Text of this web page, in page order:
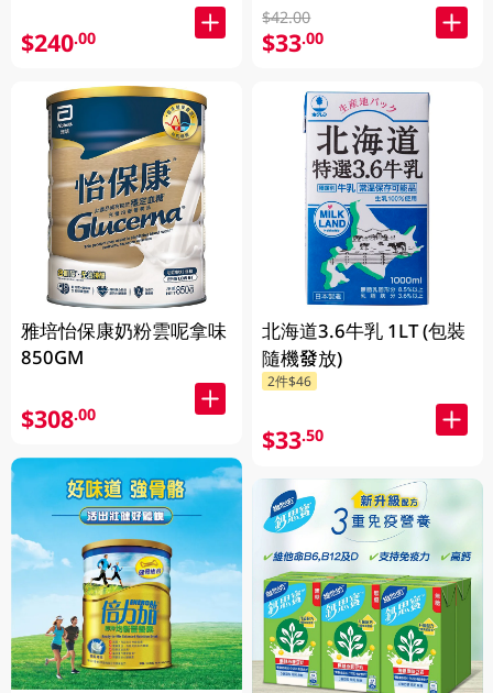
$240.00
雅培怡保康奶粉雲呢拿味
850GM
$308.00
$42.00
$33.00
北海道3.6牛乳 1LT (包裝
隨機發放)
2件$46
$33.50